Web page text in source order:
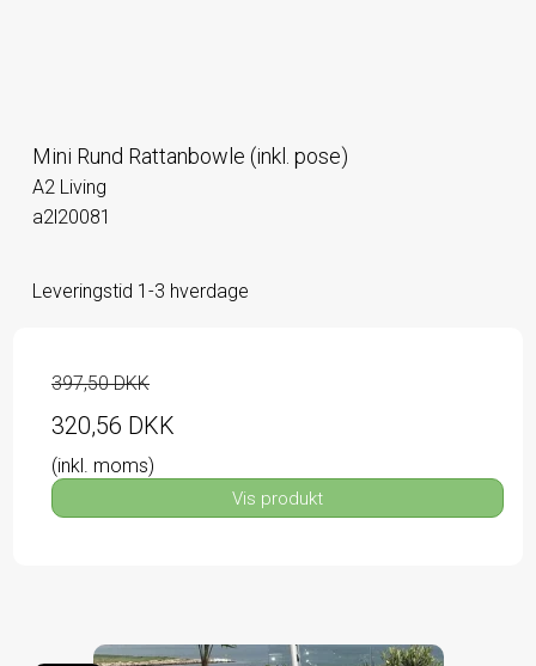
Mini Rund Rattanbowle (inkl. pose)
A2 Living
a2l20081
Leveringstid 1-3 hverdage
397,50 DKK
320,56 DKK
(inkl. moms)
Vis produkt